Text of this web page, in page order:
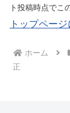
ト投稿時点でこ
トップペー
ホーム
正